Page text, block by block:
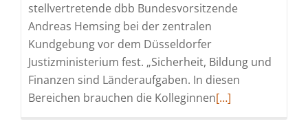
stellvertretende dbb Bundesvorsitzende
Andreas Hemsing bei der zentralen
Kundgebung vor dem Düsseldorfer
Justizministerium fest. „Sicherheit, Bildung und
Finanzen sind Länderaufgaben. In diesen
Bereichen brauchen die KolleginnenRead
[…]